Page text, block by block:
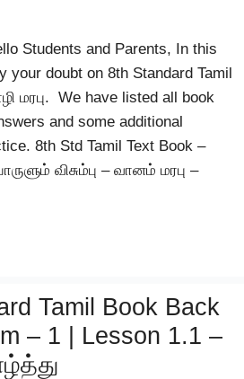
Students and Parents, In this
doubt on 8th Standard Tamil
மரபு. We have listed all book
and some additional
8th Std Tamil Text Book –
விசும்பு – வானம் மரபு –
Tamil Book Back
– 1 | Lesson 1.1 –